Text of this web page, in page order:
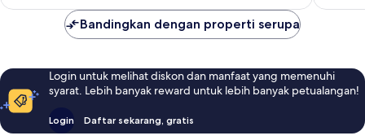
Bandingkan dengan properti serupa
Login untuk melihat diskon dan manfaat yang memenuhi
syarat. Lebih banyak reward untuk lebih banyak petualangan!
Login Daftar sekarang, gratis